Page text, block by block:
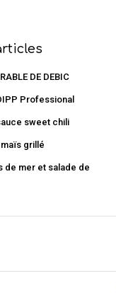
DE DEBIC
Professional
sweet chili
grillé
de mer et salade de